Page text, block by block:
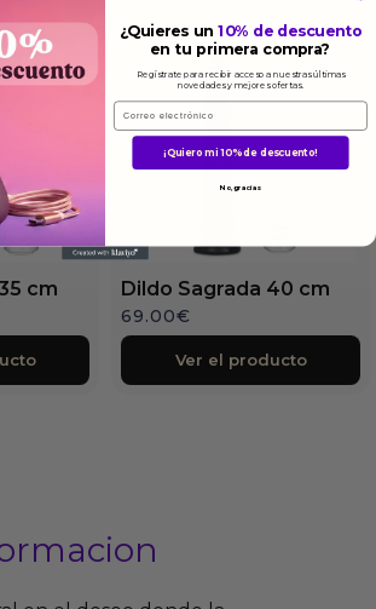
cm Dildo Sagrada 40 cm
69.00€
Ver el producto
¿Quieres un10% de descuento
en tu primera compra?
Regístrate para recibir acceso a nuestras últimas
novedades y mejores ofertas.
Email
¡Quiero mi 10% de descuento!
No, gracias